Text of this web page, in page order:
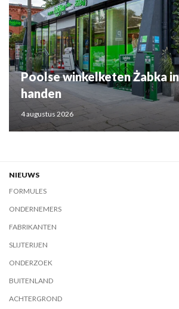
Poolse winkelketen Żabka
handen
4 augustus 2026
NIEUWS
FORMULES
ONDERNEMERS
FABRIKANTEN
SLIJTERIJEN
ONDERZOEK
BUITENLAND
ACHTERGROND